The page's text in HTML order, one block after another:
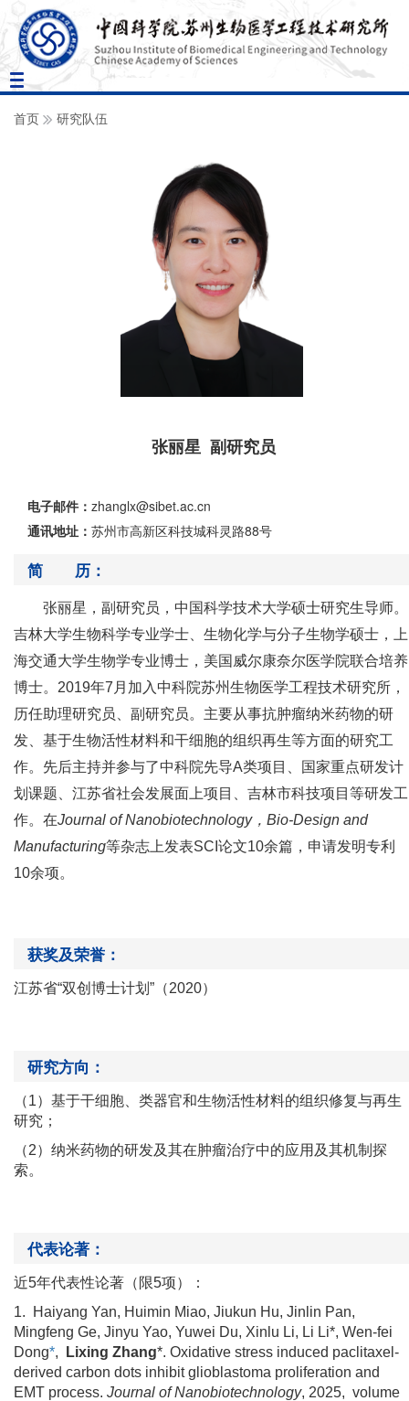
Toggle
navigation
首页 研究队伍
张丽星 副研究员
电子邮件： zhanglx@sibet.ac.cn
通讯地址： 苏州市高新区科技城科灵路88号
简 历：
张丽星，副研究员，中国科学技术大学硕士研究生导师。
吉林大学生物科学专业学士、生物化学与分子生物学硕士，上
海交通大学生物学专业博士，美国 威尔康奈尔医学院联合培养
博士。 2019年7月加入中科院苏州生物医学工程技术研究所，
历任助理研究员、副研究员。主要从事抗肿瘤纳米药物的研
发、基于生物活性材料和干细胞的组织再生等方面的研究工
作。先后主持并参与了中科院先导A类项目、国家重点研发计
划课题、江苏省社会发展面上项目、吉林市科技项目等研发工
作。在Journal of Nanobiotechnology， Bio-Design and
Manufacturing等杂志上发表SCI 论文10余篇，申请发明专利
10余项。
获奖及荣誉：
江苏省“双创博士计划”（2020）
研究方向：
（1）基于干细胞、类器官和生物活性材料的组织修复与再生
研究；
（2）纳米药物的研发及其在肿瘤治疗中的应用及其机制探
索。
代表论著：
近5年代表性论著（限5项）：
1.
Haiyang Yan, Huimin Miao, Jiukun Hu, Jinlin Pan,
Mingfeng Ge, Jinyu Yao, Yuwei Du, Xinlu Li, Li Li*, Wen-fei
Dong*, Lixing Zhang*. Oxidative stress induced paclitaxel-
derived carbon dots inhibit glioblastoma proliferation and
EMT process. Journal of Nanobiotechnology, 2025, volume